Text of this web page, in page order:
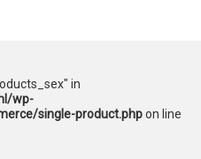
in
wp-
single-product.phpon line